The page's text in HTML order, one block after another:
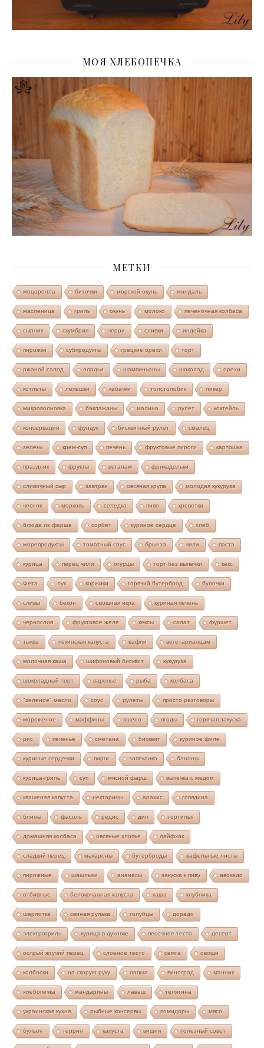
МОЯ ХЛЕБОПЕЧКА
МЕТКИ
моцарелла биточки морской окунь миндаль
масленица гриль окунь молоко печеночная колбаса
сырник скумбрия черри сливки индейка
пирожки субпродукты грецкие орехи торт
ржаной солод оладьи шампиньоны шоколад орехи
котлеты лепешки кабачки толстолобик ликер
микроволновка баклажаны малина рулет коктейль
консервация фундук бисквитный рулет смалец
зелень крем-суп печень фруктовые пироги картошка
праздник фрукты веганам фрикадельки
сливочный сыр завтрак овсяная крупа молодая кукуруза
чеснок морковь селедка пиво креветки
блюда из фарша сорбет куриное сердце хлеб
морепродукты томатный соус брынза чили паста
курица перец чили огурцы торт без выпечки кекс
Фета лук коржики горячий бутерброд булочки
сливы бекон овощная икра куриная печень
чернослив фруктовое желе кексы салат фуршет
тыква пекинская капуста вафли вегетарианцам
молочная каша шифоновый бисквит кукуруза
шоколадный торт варенье рыба колбаса
"зеленое" масло соус рулеты просто разговоры
мороженое маффины пшено ягоды горячая закуска
рис печенье сметана бисквит куриное филе
куриные сердечки пирог запеканка бананы
курица-гриль суп мясной фарш выпечка с медом
квашеная капуста нектарины арахис говядина
блины фасоль редис дип тортилья
домашняя колбаса овсяные хлопья лайфхак
сладкий перец макароны бутерброды вафельные листы
пирожные шашлыки ананасы закуска к пиву авокадо
отбивные белокочанная капуста каша клубника
шарлотка свиная рулька голубцы дорадо
электрогриль курица в духовке песочное тесто десерт
острый жгучий перец слоеное тесто семга овощи
колбаски на скорую руку лапша виноград манник
хлебопечка мандарины лаваш телятина
украинская кухня рыбные консервы помидоры мясо
бульон террин капуста вишня полезный совет